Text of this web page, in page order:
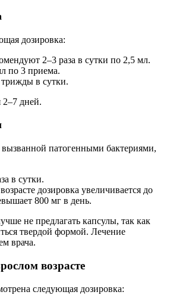
дозировка:
2–3 раза в сутки по 2,5 мл.
по 3 приема.
в сутки.
2–7 дней.
патогенными бактериями,
в сутки.
дозировка увеличивается до
800 мг в день.
не предлагать капсулы, так как
твердой формой. Лечение
врача.
возрасте
следующая дозировка: